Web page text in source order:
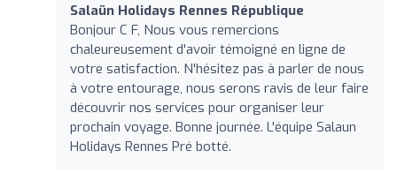
Salaün Holidays Rennes République
Bonjour C F, Nous vous remercions
chaleureusement d'avoir témoigné en ligne de
votre satisfaction. N'hésitez pas à parler de nous
à votre entourage, nous serons ravis de leur faire
découvrir nos services pour organiser leur
prochain voyage. Bonne journée. L'équipe Salaun
Holidays Rennes Pré botté.